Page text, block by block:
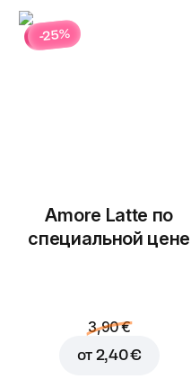
-25%
Amore Latte по
специальной цене
3,90 €
от 2,40 €